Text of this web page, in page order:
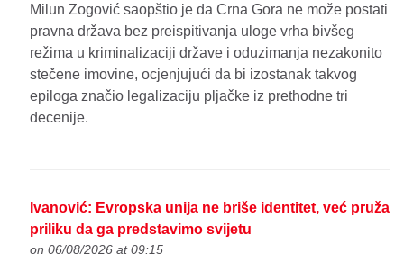
Milun Zogović saopštio je da Crna Gora ne može postati
pravna država bez preispitivanja uloge vrha bivšeg
režima u kriminalizaciji države i oduzimanja nezakonito
stečene imovine, ocjenjujući da bi izostanak takvog
epiloga značio legalizaciju pljačke iz prethodne tri
decenije.
Ivanović: Evropska unija ne briše identitet, već pruža
priliku da ga predstavimo svijetu
on 06/08/2026 at 09:15